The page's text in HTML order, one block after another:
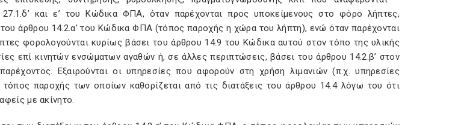
και ε’ του Κώδικα ΦΠΑ, όταν παρέχονται προς υποκείμενους στο φόρο λήπτες,
του άρθρου 14.2.α’ του Κώδικα ΦΠΑ (τόπος παροχής η χώρα του λήπτη), ενώ όταν παρέχονται
φορολογούνται κυρίως βάσει του άρθρου 14.9 του Κώδικα αυτού στον τόπο της υλικής
επί κινητών ενσώματων αγαθών ή, σε άλλες περιπτώσεις, βάσει του άρθρου 14.2.β’ στον
Εξαιρούνται οι υπηρεσίες που αφορούν στη χρήση λιμανιών (π.χ. υπηρεσίες
παροχής των οποίων καθορίζεται από τις διατάξεις του άρθρου 14.4 λόγω του ότι
με ακίνητο.